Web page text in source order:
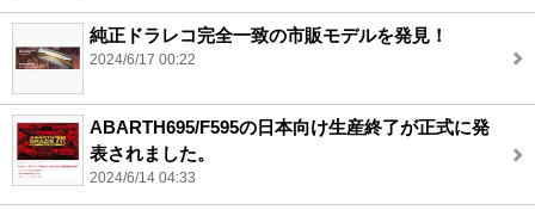
純正ドラレコ完全一致の市販モデルを発見！
2024/6/17 00:22
ABARTH695/F595の日本向け生産終了が正式に発
表されました。
2024/6/14 04:33